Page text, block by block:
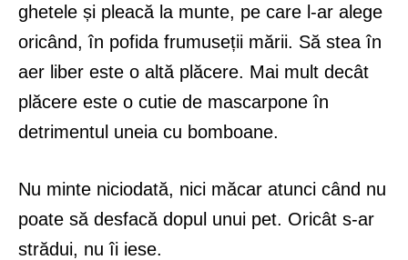
ghetele și pleacă la munte, pe care l-ar alege
oricând, în pofida frumuseții mării. Să stea în
aer liber este o altă plăcere. Mai mult decât
plăcere este o cutie de mascarpone în
detrimentul uneia cu bomboane.
Nu minte niciodată, nici măcar atunci când nu
poate să desfacă dopul unui pet. Oricât s-ar
strădui, nu îi iese.